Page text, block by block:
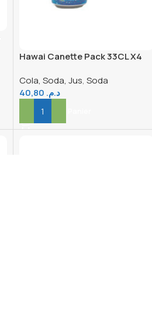
Hawai Canette Pack 33CL X4
Cola, Soda, Jus, Soda
د.م.
Ajouter Au Panier